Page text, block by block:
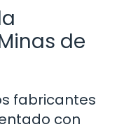
de
fabricantes
con